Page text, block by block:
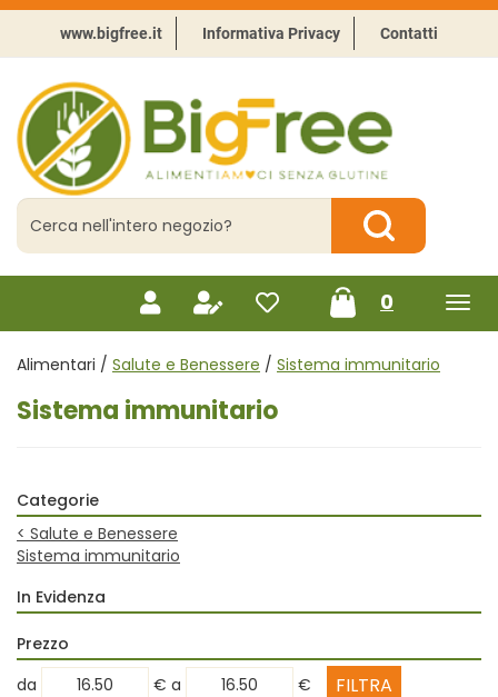
Passa
contenuto
principale
www.bigfree.it Informativa Privacy Contatti
BigFree
-
Punto
celiachia
Cerca
Prodotto
Cerca Prodotto
0prodotti
inseriti
Alimentari / Salute e Benessere / Sistema immunitario
Sistema immunitario
Categorie
< Salute e Benessere
Sistema immunitario
In Evidenza
Prezzo
filtra
da € filtra
a €